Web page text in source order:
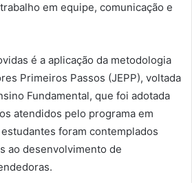
em equipe, comunicação e
é a aplicação da metodologia
Primeiros Passos (JEPP), voltada
Fundamental, que foi adotada
atendidos pelo programa em
foram contemplados
ao desenvolvimento de